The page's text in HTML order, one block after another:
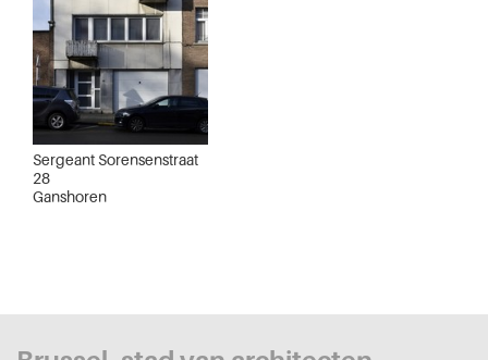
Sergeant Sorensenstraat
28
Ganshoren